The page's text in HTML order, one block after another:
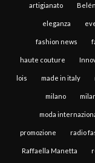
artigianato
eleganza
fashion news
haute couture
lois made in italy
milano
moda
promozione radio
Raffaella Manetta